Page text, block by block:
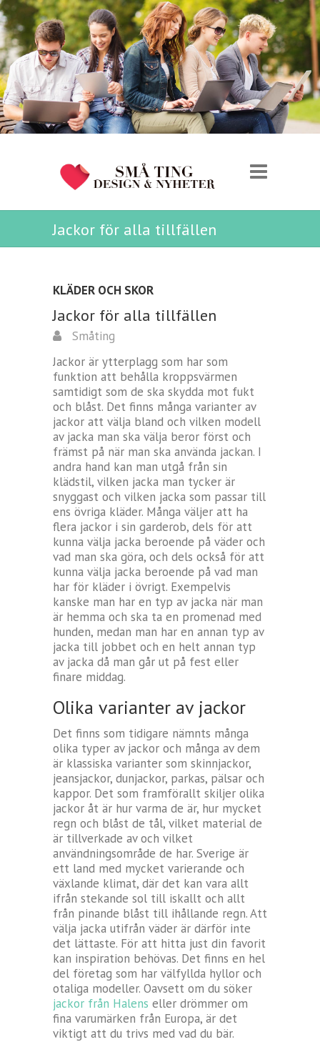
Jackor för alla tillfällen
KLÄDER OCH SKOR
Jackor för alla tillfällen
Småting
Jackor är ytterplagg som har som
funktion att behålla kroppsvärmen
samtidigt som de ska skydda mot fukt
och blåst. Det finns många varianter av
jackor att välja bland och vilken modell
av jacka man ska välja beror först och
främst på när man ska använda jackan. I
andra hand kan man utgå från sin
klädstil, vilken jacka man tycker är
snyggast och vilken jacka som passar till
ens övriga kläder. Många väljer att ha
flera jackor i sin garderob, dels för att
kunna välja jacka beroende på väder och
vad man ska göra, och dels också för att
kunna välja jacka beroende på vad man
har för kläder i övrigt. Exempelvis
kanske man har en typ av jacka när man
är hemma och ska ta en promenad med
hunden, medan man har en annan typ av
jacka till jobbet och en helt annan typ
av jacka då man går ut på fest eller
finare middag.
Olika varianter av jackor
Det finns som tidigare nämnts många
olika typer av jackor och många av dem
är klassiska varianter som skinnjackor,
jeansjackor, dunjackor, parkas, pälsar och
kappor. Det som framförallt skiljer olika
jackor åt är hur varma de är, hur mycket
regn och blåst de tål, vilket material de
är tillverkade av och vilket
användningsområde de har. Sverige är
ett land med mycket varierande och
växlande klimat, där det kan vara allt
ifrån stekande sol till iskallt och allt
från pinande blåst till ihållande regn. Att
välja jacka utifrån väder är därför inte
det lättaste. För att hitta just din favorit
kan inspiration behövas. Det finns en hel
del företag som har välfyllda hyllor och
otaliga modeller. Oavsett om du söker
jackor från Halens eller drömmer om
fina varumärken från Europa, är det
viktigt att du trivs med vad du bär.